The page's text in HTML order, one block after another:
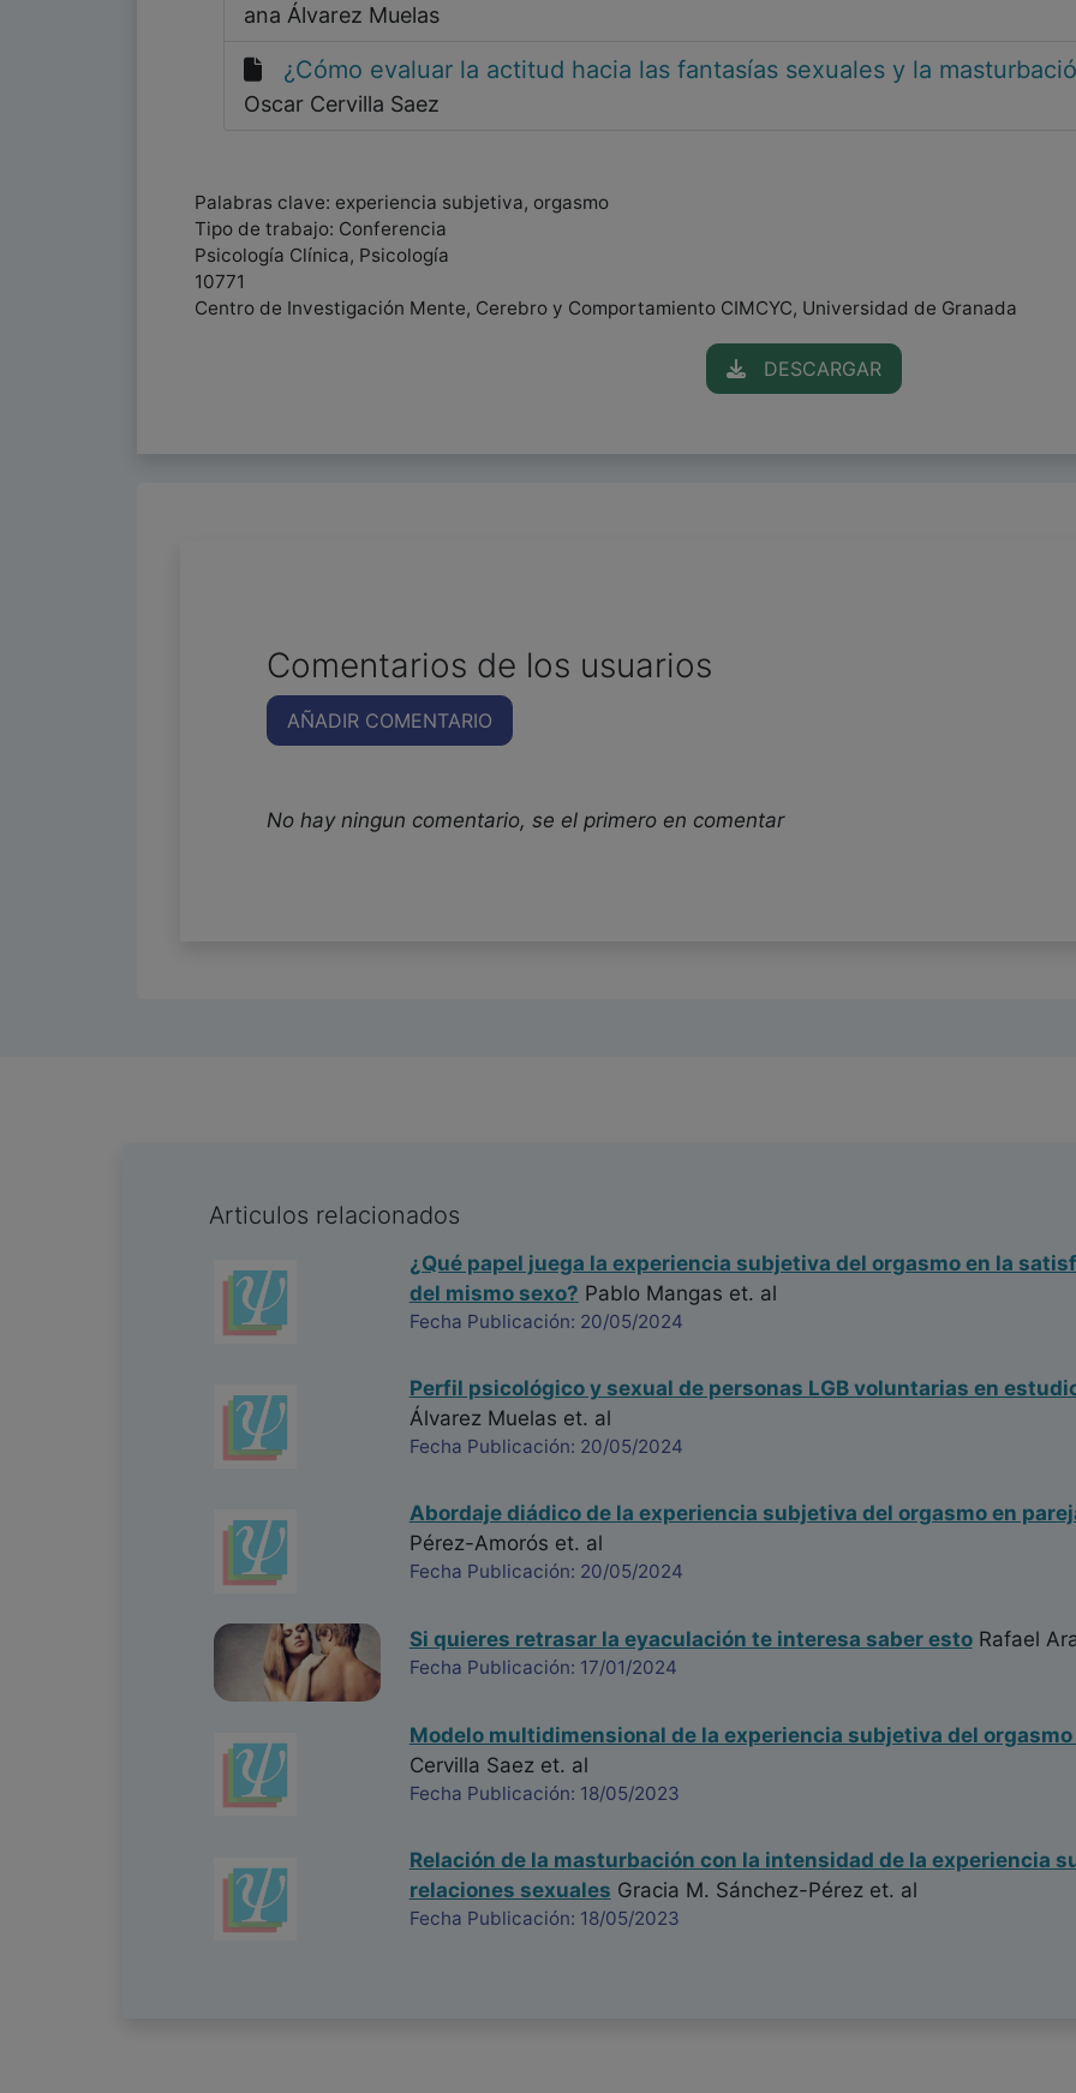
ana Álvarez Muelas
¿Cómo evaluar la actitud hacia las fantasías sexuales y la
Oscar Cervilla Saez
Palabras clave: experiencia subjetiva, orgasmo
Tipo de trabajo: Conferencia
Psicología Clínica, Psicología
10771
Centro de Investigación Mente, Cerebro y Comportamiento CIMCYC, Universidad de Granada
DESCARGAR
Comentarios de los usuarios
AÑADIR COMENTARIO
No hay ningun comentario, se el primero en comentar
Articulos relacionados
¿Qué papel juega la experiencia subjetiva del orgasmo en la
del mismo sexo? Pablo Mangas et. al
Fecha Publicación: 20/05/2024
Perfil psicológico y sexual de personas LGB voluntarias en
Álvarez Muelas et. al
Fecha Publicación: 20/05/2024
Abordaje diádico de la experiencia subjetiva del orgasmo en
Pérez-Amorós et. al
Fecha Publicación: 20/05/2024
Si quieres retrasar la eyaculación te interesa saber estoRafael
Fecha Publicación: 17/01/2024
Modelo multidimensional de la experiencia subjetiva del
Cervilla Saezet. al
Fecha Publicación: 18/05/2023
Relación de la masturbación con la intensidad de la experiencia
relaciones sexuales Gracia M. Sánchez-Pérezet. al
Fecha Publicación: 18/05/2023